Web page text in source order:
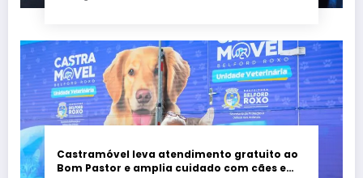
Castramóvel leva atendimento gratuito ao
Bom Pastor e amplia cuidado com cães e